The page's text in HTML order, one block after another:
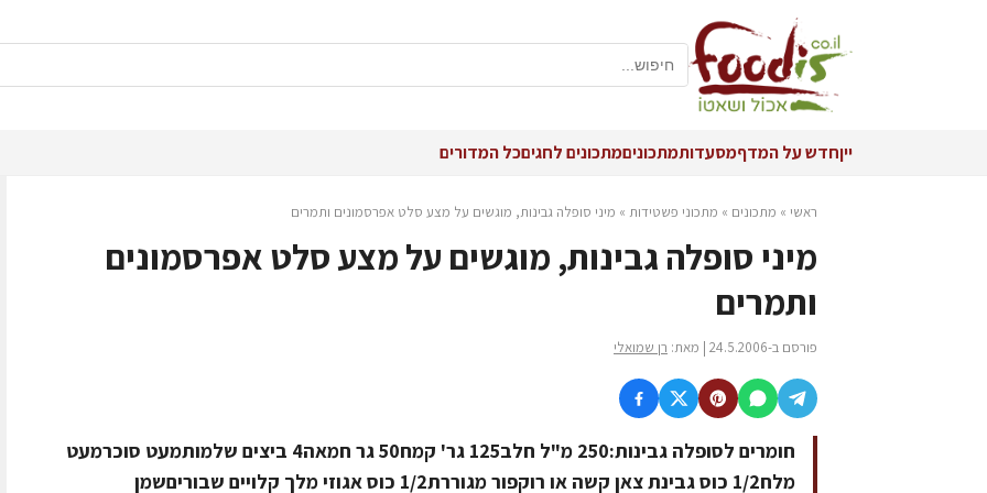
ייןחדש על המדףמסעדותמתכוניםמתכונים לחגיםכל המדורים
ראשי » מתכונים » מתכוני פשטידות » מיני סופלה גבינות, מוגשים על מצע סלט אפרסמונים ותמרים
מיני סופלה גבינות, מוגשים על מצע סלט אפרסמונים
ותמרים
פורסם ב-24.5.2006 | מאת: רן שמואלי
חומרים לסופלה גבינות:250 מ"ל חלב125 גר' קמח50 גר חמאה4 ביצים שלמותמעט סוכרמעט
מלח1/2 כוס גבינת צאן קשה או רוקפור מגוררת1/2 כוס אגוזי מלך קלויים שבוריםשמן